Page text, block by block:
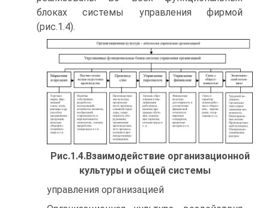
блоках системы управления фирмой
(рис.1.4).
Рис.1.4.Взаимодействие организационной
культуры и общей системы
управления организацией